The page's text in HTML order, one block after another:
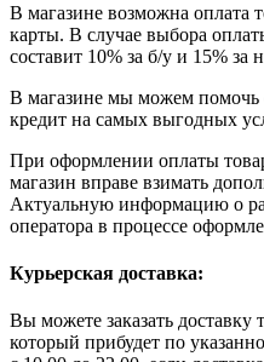
В магазине возможна
карты. В случае выбора
составит 10% за б/у и 15% за
В магазине мы можем помочь
кредит на самых выгодных
При оформлении оплаты
магазин вправе взимать
Актуальную информацию о
оператора в процессе
Курьерская доставка:
Вы можете заказать
который прибудет по